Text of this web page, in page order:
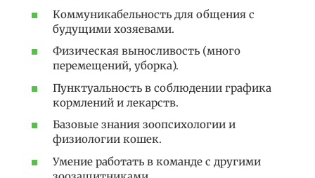
Коммуникабельность для общения с
будущими хозяевами.
Физическая выносливость (много
перемещений, уборка).
Пунктуальность в соблюдении графика
кормлений и лекарств.
Базовые знания зоопсихологии и
физиологии кошек.
Умение работать в команде с другими